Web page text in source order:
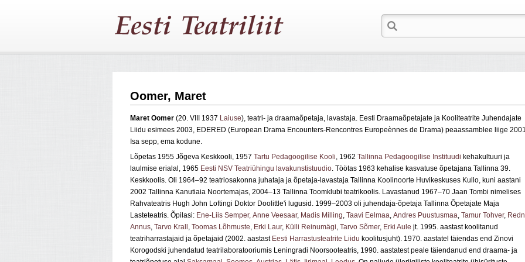
Oomer, Maret
Maret Oomer (20. VIII 1937 Laiuse), teatri- ja draamaõpetaja, lavastaja. Eesti Draamaõpetajate ja Kooliteatrite Juhendajate
Liidu esimees 2003, EDERED (European Drama Encounters-Rencontres Europeènnes de Drama) peaassamblee liige
Isa sepp, ema kodune.
Lõpetas 1955 Jõgeva Keskkooli, 1957 Tartu Pedagoogilise Kooli, 1962 Tallinna Pedagoogilise Instituudi kehakultuuri ja
laulmise erialal, 1965 Eesti NSV Teatriühingu lavakunstistuudio. Töötas 1963 kehalise kasvatuse õpetajana Tallinna 39.
Keskkoolis. Oli 1964–92 teatriosakonna juhataja ja õpetaja-lavastaja Tallinna Koolinoorte Huvikeskuses Kullo, kuni aastani
2002 Tallinna Kanutiaia Noortemajas, 2004–13 Tallinna Toomklubi teatrikoolis. Lavastanud 1967–70 Jaan Tombi nimelises
Rahvateatris Hugh John Loftingi Doktor Doolittle'i lugusid. 1999–2003 oli juhendaja-õpetaja Tallinna Õpetajate Maja
Lasteteatris. Õpilasi: Ene-Liis Semper, Anne Veesaar, Madis Milling, Taavi Eelmaa, Andres Puustusmaa, Tamur Tohver,
Annus, Tarvo Krall , Toomas Lõhmuste, Erki Laur, Külli Reinumägi, Tarvo Sõmer, Erki Aule jt. 1995. aastast koolitanud
teatriharrastajaid ja õpetajaid (2002. aastast Eesti Harrastusteatrite Liidu koolitusjuht). 1970. aastatel täiendas end Zinovi
Korogodski juhendatud teatrilaboratooriumis Leningradi Noorsooteatris, 1990. aastatest peale täiendanud end draama- ja